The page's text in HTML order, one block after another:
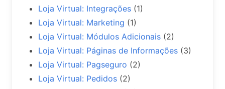
Loja Virtual: Integrações (1)
Loja Virtual: Marketing (1)
Loja Virtual: Módulos Adicionais (2)
Loja Virtual: Páginas de Informações (3)
Loja Virtual: Pagseguro (2)
Loja Virtual: Pedidos (2)